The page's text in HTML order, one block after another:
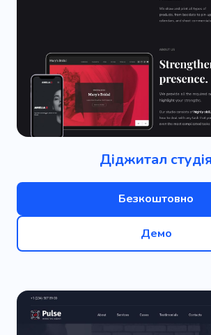
Діджитал студія
Безкоштовно
Демо